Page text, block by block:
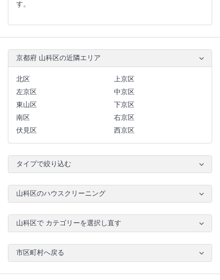
す。
京都府 山科区の近隣エリア
北区
上京区
左京区
中京区
東山区
下京区
南区
右京区
伏見区
西京区
タイプで絞り込む
山科区のハウスクリーニング
山科区で カテゴリーを選択し直す
市区町村へ戻る